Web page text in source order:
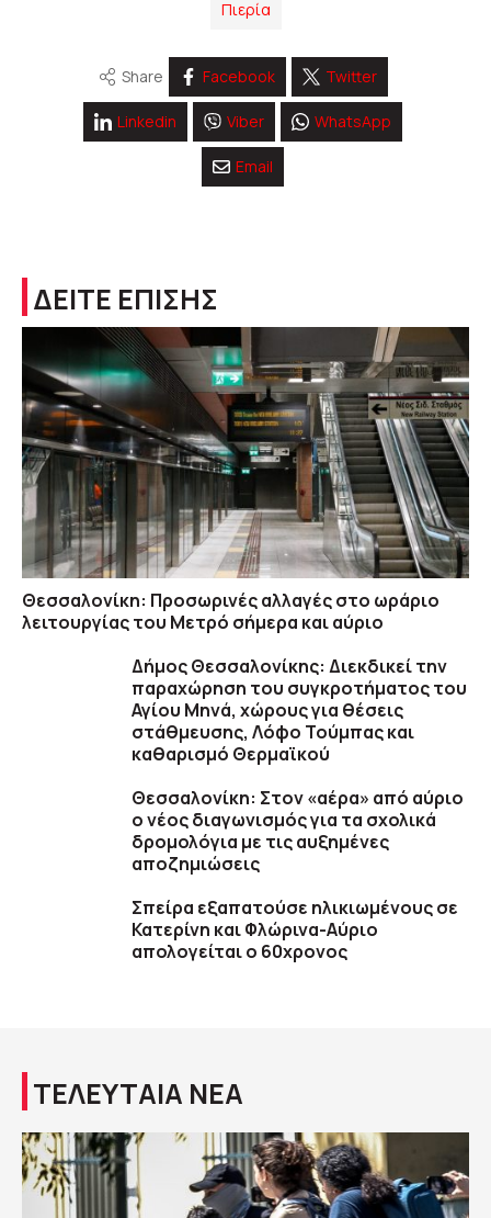
Πιερία
Share Facebook Twitter
Linkedin Viber WhatsApp
Email
ΔΕΙΤΕ ΕΠΙΣΗΣ
Θεσσαλονίκη: Προσωρινές αλλαγές στο ωράριο
λειτουργίας του Μετρό σήμερα και αύριο
Δήμος Θεσσαλονίκης: Διεκδικεί την
παραχώρηση του συγκροτήματος του
Αγίου Μηνά, χώρους για θέσεις
στάθμευσης, Λόφο Τούμπας και
καθαρισμό Θερμαϊκού
Θεσσαλονίκη: Στον «αέρα» από αύριο
ο νέος διαγωνισμός για τα σχολικά
δρομολόγια με τις αυξημένες
αποζημιώσεις
Σπείρα εξαπατούσε ηλικιωμένους σε
Κατερίνη και Φλώρινα-Αύριο
απολογείται ο 60χρονος
ΤΕΛΕΥΤΑΙΑ ΝΕΑ